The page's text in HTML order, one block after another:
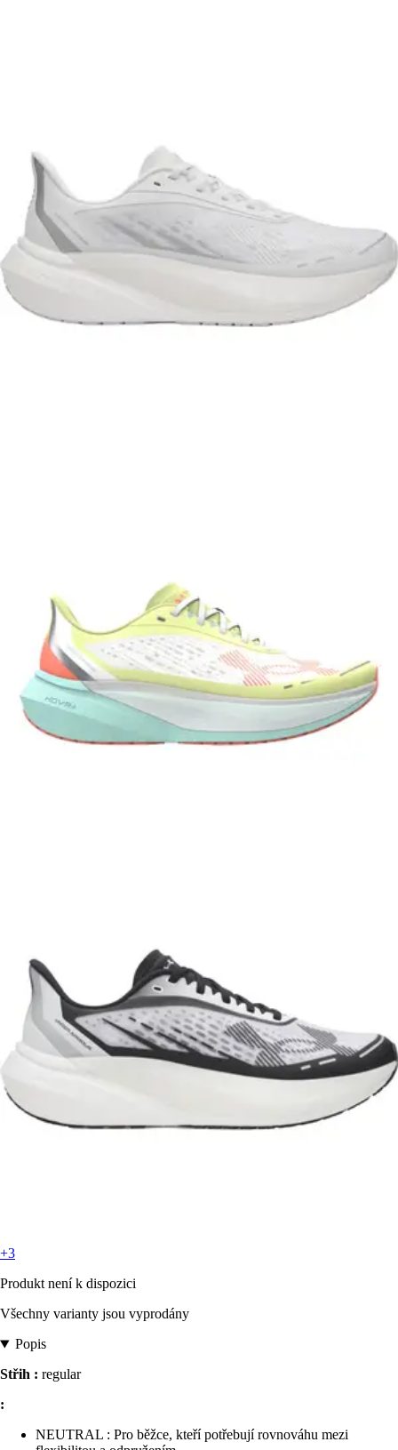
+3
Produkt není k dispozici
Všechny varianty jsou vyprodány
Popis
Střih : regular
:
NEUTRAL : Pro běžce, kteří potřebují rovnováhu mezi